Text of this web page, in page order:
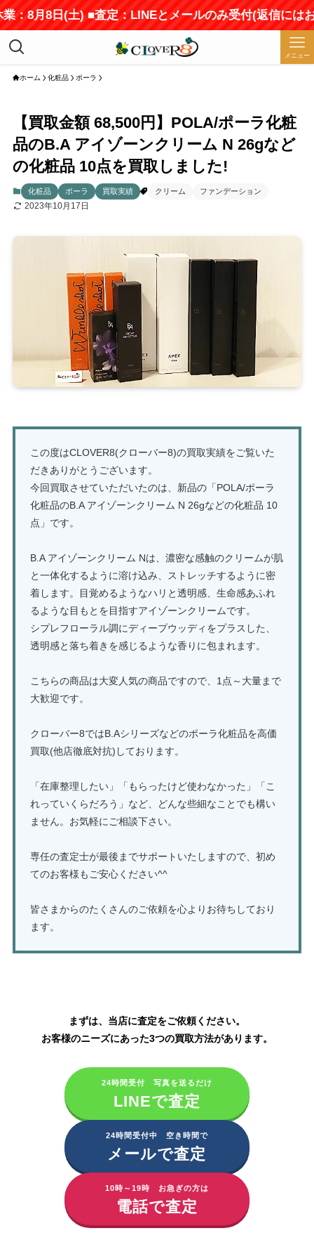
：8月8日(土) ■査定：LINEとメールのみ受付(返信にはお
メニュー
ホーム 化粧品 ポーラ
【買取金額 68,500円】POLA/ポーラ化粧
品のB.A アイゾーンクリーム N 26gなど
の化粧品 10点を買取しました!
化粧品 ポーラ 買取実績 クリーム ファンデーション
2023年10月17日
この度はCLOVER8(クローバー8)の買取実績をご覧いた
だきありがとうございます。
今回買取させていただいたのは、新品の「POLA/ポーラ
化粧品のB.A アイゾーンクリーム N 26gなどの化粧品 10
点」です。
B.A アイゾーンクリーム Nは、濃密な感触のクリームが肌
と一体化するように溶け込み、ストレッチするように密
着します。目覚めるようなハリと透明感、生命感あふれ
るような目もとを目指すアイゾーンクリームです。
シプレフローラル調にディープウッディをプラスした、
透明感と落ち着きを感じるような香りに包まれます。
こちらの商品は大変人気の商品ですので、1点～大量まで
大歓迎です。
クローバー8ではB.Aシリーズなどのポーラ化粧品を高価
買取(他店徹底対抗)しております。
「在庫整理したい」「もらったけど使わなかった」「こ
れっていくらだろう」など、どんな些細なことでも構い
ません。お気軽にご相談下さい。
専任の査定士が最後までサポートいたしますので、初め
てのお客様もご安心ください^^
皆さまからのたくさんのご依頼を心よりお待ちしており
ます。
まずは、当店に査定をご依頼ください。
お客様のニーズにあった3つの買取方法があります。
24時間受付 写真を送るだけ
LINEで査定
24時間受付中 空き時間で
メールで査定
10時～19時 お急ぎの方は
電話で査定